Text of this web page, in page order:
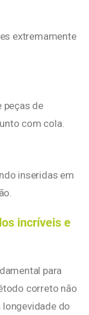
extremamente
peças de
com cola.
inseridas em
incríveis e
para
correto não
do